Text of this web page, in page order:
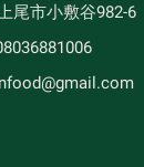
尾市小敷谷982-6